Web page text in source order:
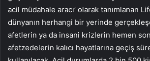
acil müdahale aracı’ olarak tanımlanan
dünyanın herhangi bir yerinde
afetlerin ya da insani krizlerin hemen
afetzedelerin kalıcı hayatlarına geçiş